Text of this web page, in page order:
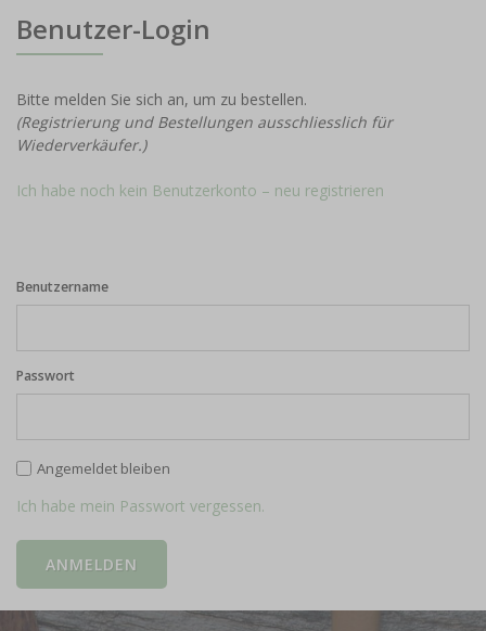
Benutzer-Login
Bitte melden Sie sich an, um zu bestellen.
(Registrierung und Bestellungen ausschliesslich für
Wiederverkäufer.)
Ich habe noch kein Benutzerkonto – neu registrieren
Benutzername
Passwort
Angemeldet bleiben
Ich habe mein Passwort vergessen.